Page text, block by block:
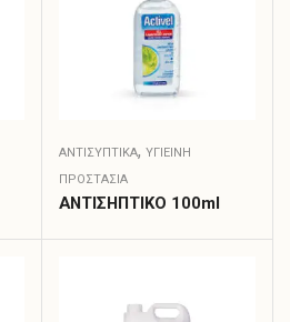
ΑΝΤΙΣΥΠΤΙΚΆ, ΥΓΙΕΙΝΗ
ΠΡΟΣΤΑΣΙΑ
ΑΝΤΙΣΗΠΤΙΚΟ 100ml